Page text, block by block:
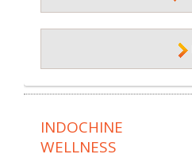
INDOCHINE
WELLNESS